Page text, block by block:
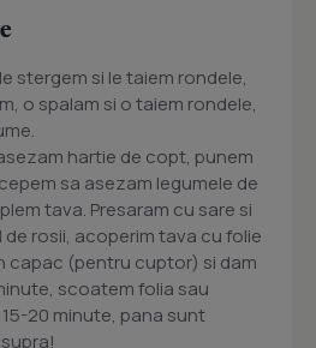
stergem si le taiem rondele,
o spalam si o taiem rondele,
hartie de copt, punem
sa asezam legumele de
tava. Presaram cu sare si
de rosii, acoperim tava cu folie
capac (pentru cuptor) si dam
scoatem folia sau
20 minute, pana sunt